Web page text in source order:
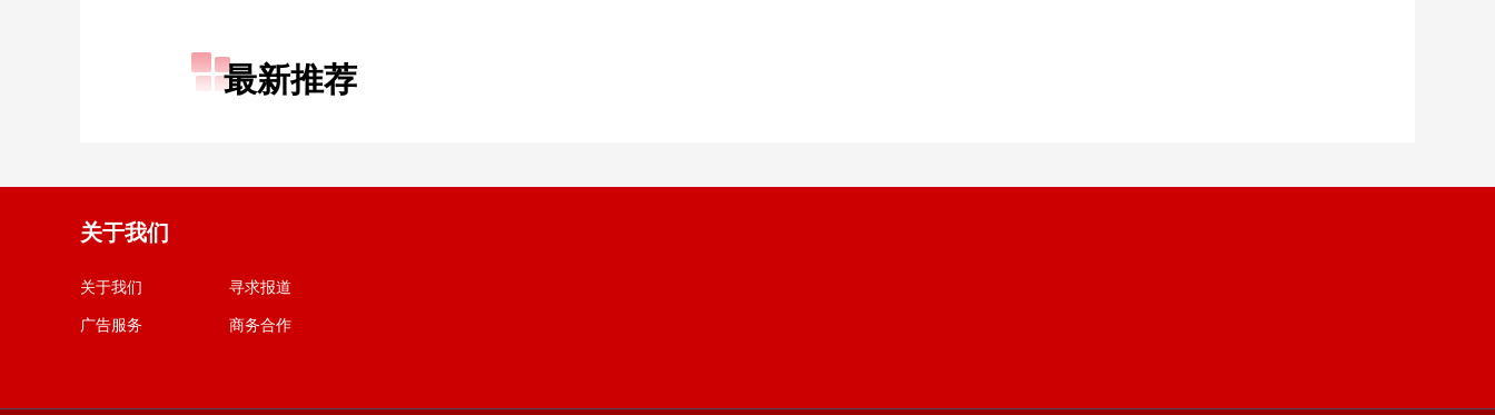
最新推荐
关于我们
关于我们 寻求报道
广告服务 商务合作